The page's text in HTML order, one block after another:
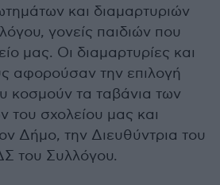
και διαμαρτυριών
γονείς παιδιών που
μας. Οι διαμαρτυρίες και
αφορούσαν την επιλογή
κοσμούν τα ταβάνια των
του σχολείου μας και
Δήμο, την Διευθύντρια του
του Συλλόγου.